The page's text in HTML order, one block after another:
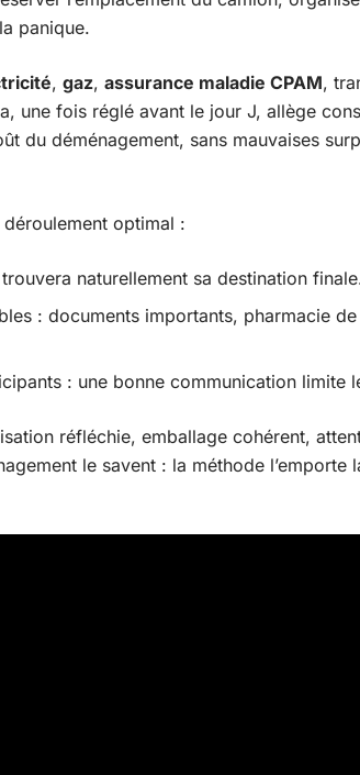
panique.
, gaz, assurance maladie CPAM,
une fois réglé avant le jour J, allège
du déménagement, sans mauvaises
optimal :
naturellement sa destination
: documents importants, pharmacie
: une bonne communication limite
réfléchie, emballage cohérent,
le savent : la méthode l’emporte